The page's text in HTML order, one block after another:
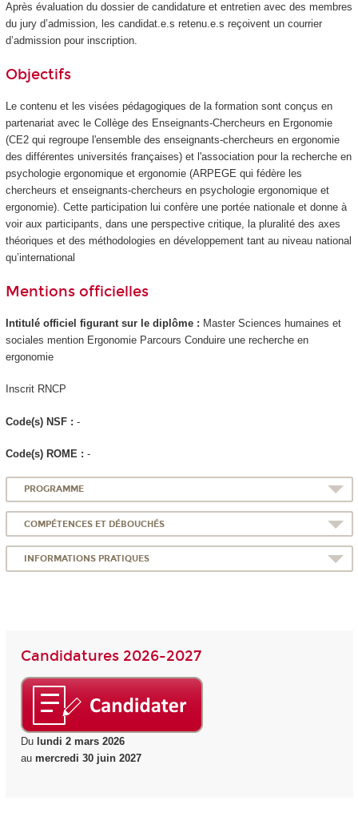
Après évaluation du dossier de candidature et entretien avec des membres
du jury d’admission, les candidat.e.s retenu.e.s reçoivent un courrier
d’admission pour inscription.
Objectifs
Le contenu et les visées pédagogiques de la formation sont conçus en
partenariat avec le Collège des Enseignants-Chercheurs en Ergonomie
(CE2 qui regroupe l'ensemble des enseignants-chercheurs en ergonomie
des différentes universités françaises) et l'association pour la recherche en
psychologie ergonomique et ergonomie (ARPEGE qui fédère les
chercheurs et enseignants-chercheurs en psychologie ergonomique et
ergonomie). Cette participation lui confère une portée nationale et donne à
voir aux participants, dans une perspective critique, la pluralité des axes
théoriques et des méthodologies en développement tant au niveau national
qu’international
Mentions officielles
Intitulé officiel figurant sur le diplôme : Master Sciences humaines et
sociales mention Ergonomie Parcours Conduire une recherche en
ergonomie
Inscrit RNCP
Code(s) NSF : -
Code(s) ROME : -
PROGRAMME
COMPÉTENCES ET DÉBOUCHÉS
INFORMATIONS PRATIQUES
Candidatures 2026-2027
Du lundi 2 mars 2026
au mercredi 30 juin 2027